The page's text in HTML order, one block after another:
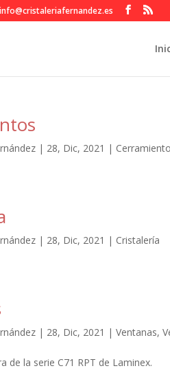
info@cristaleriafernandez.es
| 28, Dic, 2021 |
| 28, Dic, 2021 | Cristalería
| 28, Dic, 2021 |Ventanas,
de la serie C71 RPT de Laminex.